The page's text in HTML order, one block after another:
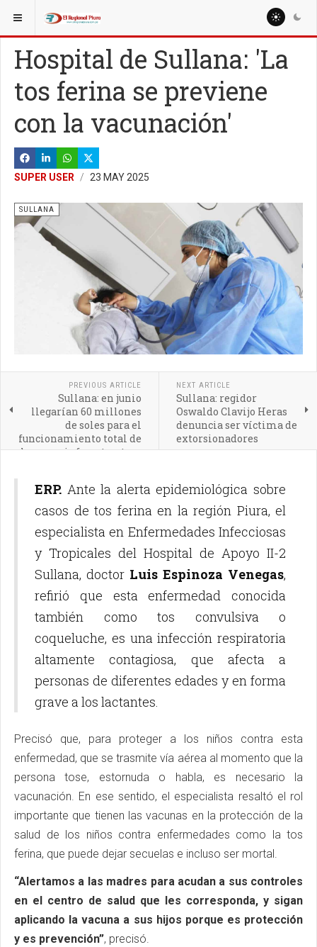
ESTÁ AQUÍ: EDITORIAL
Hospital de Sullana: 'La
tos ferina se previene
con la vacunación'
SUPER USER 23 MAY 2025
SULLANA
PREVIOUS ARTICLE
Sullana: en junio
llegarían 60 millones
de soles para el
funcionamiento total de
la nueva infraestructura
NEXT ARTICLE
Sullana: regidor
Oswaldo Clavijo Heras
denuncia ser víctima de
extorsionadores
ERP. Ante la alerta epidemiológica sobre
casos de tos ferina en la región Piura, el
especialista en Enfermedades Infecciosas
y Tropicales del Hospital de Apoyo II-2
Sullana, doctor Luis Espinoza Venegas,
refirió que esta enfermedad conocida
también como tos convulsiva o
coqueluche, es una infección respiratoria
altamente contagiosa, que afecta a
personas de diferentes edades y en forma
grave a los lactantes.
Precisó que, para proteger a los niños contra esta
enfermedad, que se trasmite vía aérea al momento que la
persona tose, estornuda o habla, es necesario la
vacunación. En ese sentido, el especialista resaltó el rol
importante que tienen las vacunas en la protección de la
salud de los niños contra enfermedades como la tos
ferina, que puede dejar secuelas e incluso ser mortal.
“Alertamos a las madres para acudan a sus controles
en el centro de salud que les corresponda, y sigan
aplicando la vacuna a sus hijos porque es protección
y es prevención”, precisó.